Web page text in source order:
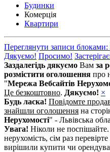
Будинки
Комерція
Квартири
Переглянути записи блоками:
Дякуємо! Просимо!
Заздалегідь дякуємо Вам за
розмістити оголошення про
"Мережа Вебсайтів
Це безкоштовно. Дякуємо! ×
Будь ласка! Повідомте
знайшли оголошення на
Нерухомості" - Львівська
Увага! Ніколи не
нерухомість, сім раз
вирішили купити чи